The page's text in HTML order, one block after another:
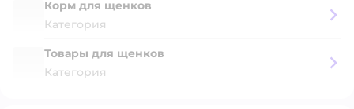
Корм для щенков
Категория
Товары для щенков
Категория